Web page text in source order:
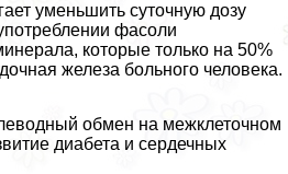
уменьшить суточную дозу
фасоли
которые только на 50%
железа больного человека.
обмен на межклеточном
диабета и сердечных